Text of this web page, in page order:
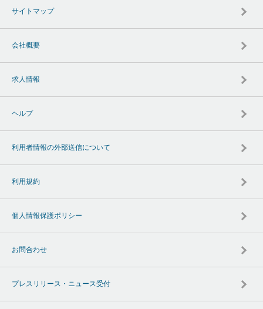
サイトマップ
会社概要
求人情報
ヘルプ
利用者情報の外部送信について
利用規約
個人情報保護ポリシー
お問合わせ
プレスリリース・ニュース受付